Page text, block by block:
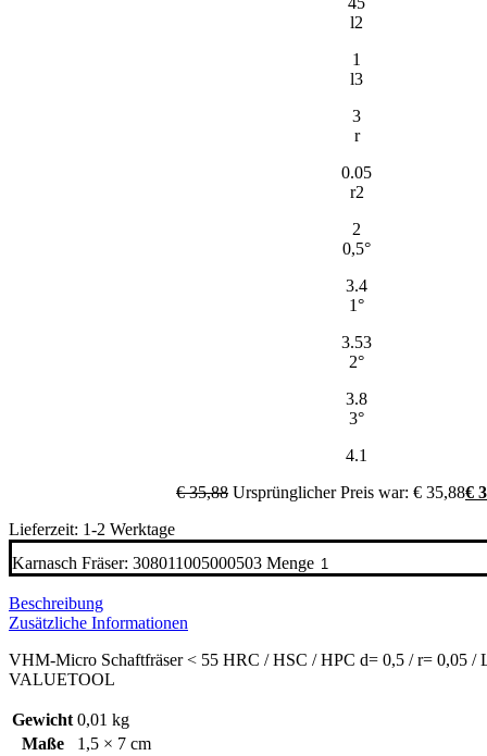
l2
1
l3
3
r
0.05
r2
2
0,5°
3.4
1°
3.53
2°
3.8
3°
4.1
€35,88 Ursprünglicher Preis war: € 35,88€
Lieferzeit: 1-2 Werktage
Karnasch Fräser: 308011005000503 Menge
Beschreibung
Zusätzliche Informationen
VHM-Micro Schaftfräser < 55 HRC / HSC / HPC d= 0,5 / r= 0,05 /
VALUETOOL
Gewicht 0,01 kg
Maße
1,5 × 7 cm